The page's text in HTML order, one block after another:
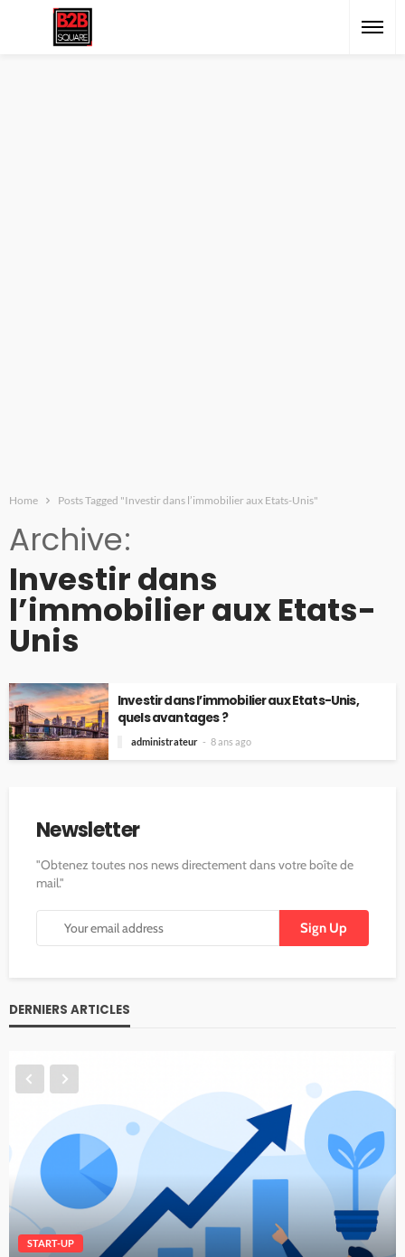
Home Posts Tagged "Investir dans l’immobilier aux Etats-Unis"
Archive
Investir dans
l’immobilier aux Etats-
Unis
Investir dans l’immobilier aux Etats-Unis,
quels avantages ?
administrateur 8 ans ago
Newsletter
"Obtenez toutes nos news directement dans votre boîte de
mail."
DERNIERS ARTICLES
START-UP